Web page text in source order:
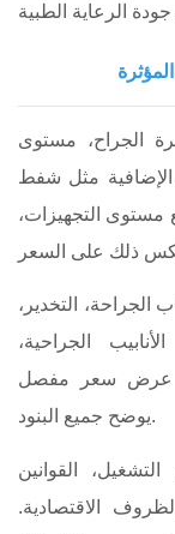
الجراح، مستوى
الإضافية مثل شفط
مستوى التجهيزات،
التخدير،
الجراحية،
عرض سعر مفصل
يوضح جميع البنود.
القوانين
الاقتصادية.